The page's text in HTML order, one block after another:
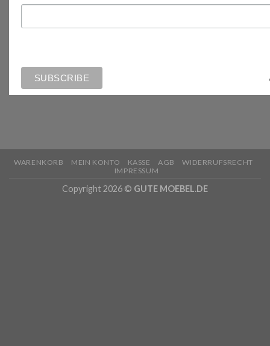
WARENKORB MEIN KONTO KASSE AGB
WIDERRUFSRECHT
IMPRESSUM
Copyright 2026 © GUTE MOEBEL.DE